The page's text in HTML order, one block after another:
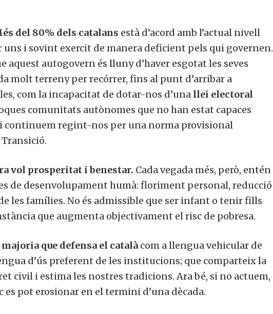
del 80% dels catalans està d’acord amb l’actual nivell
i sovint exercit de manera deficient pels qui governen.
aquest autogovern és lluny d’haver esgotat les seves
molt terreny per recórrer, fins al punt d’arribar a
com la incapacitat de dotar-nos d’una llei electoral
comunitats autònomes que no han estat capaces
i continuem regint-nos per una norma provisional
vol prosperitat i benestar. Cada vegada més, però, entén
de desenvolupament humà: floriment personal, reducció
les famílies. No és admissible que ser infant o tenir fills
que augmenta objectivament el risc de pobresa.
que defensa el català com a llengua vehicular de
d’ús preferent de les institucions; que comparteix la
civil i estima les nostres tradicions. Ara bé, si no actuem,
pot erosionar en el termini d’una dècada.